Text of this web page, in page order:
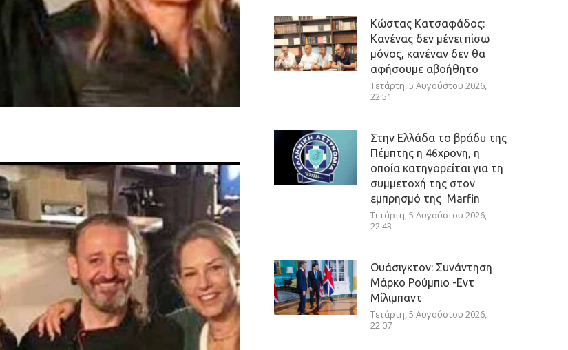
Κώστας Κατσαφάδος:
Κανένας δεν μένει πίσω
μόνος, κανέναν δεν θα
αφήσουμε αβοήθητο
Τετάρτη, 5 Αυγούστου 2026,
22:51
Στην Ελλάδα το βράδυ της
Πέμπτης η 46χρονη, η
οποία κατηγορείται για τη
συμμετοχή της στον
εμπρησμό της Marfin
Τετάρτη, 5 Αυγούστου 2026,
22:43
Ουάσιγκτον: Συνάντηση
Μάρκο Ρούμπιο -Εντ
Μίλιμπαντ
Τετάρτη, 5 Αυγούστου 2026,
22:07